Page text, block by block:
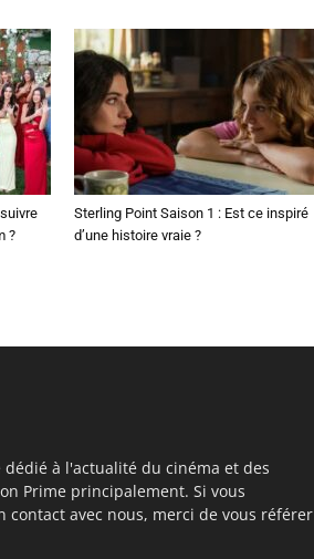
?
Sterling Point Saison 1 : Est ce inspiré
d’une histoire vraie ?
à l'actualité du cinéma et des
Prime principalement. Si vous
contact avec nous, merci de vous référer